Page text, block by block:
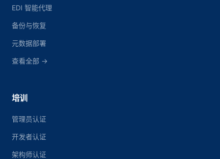
EDI 智能代理
备份与恢复
元数据部署
查看全部 →
培训
管理员认证
开发者认证
架构师认证